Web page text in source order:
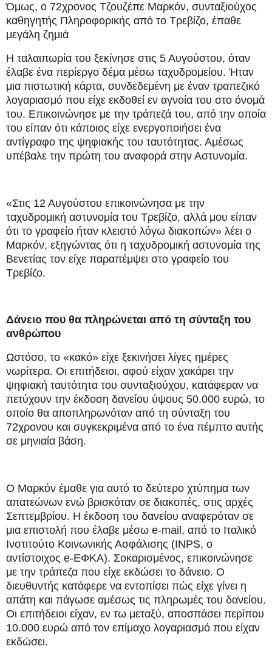
Όμως, ο 72χρονος Τζουζέπε Μαρκόν, συνταξιούχος
καθηγητής Πληροφορικής από το Τρεβίζο, έπαθε
μεγάλη ζημιά
Η ταλαιπωρία του ξεκίνησε στις 5 Αυγούστου, όταν
έλαβε ένα περίεργο δέμα μέσω ταχυδρομείου. Ήταν
μια πιστωτική κάρτα, συνδεδεμένη με έναν τραπεζικό
λογαριασμό που είχε εκδοθεί εν αγνοία του στο όνομά
του. Επικοινώνησε με την τράπεζά του, από την οποία
του είπαν ότι κάποιος είχε ενεργοποιήσει ένα
αντίγραφο της ψηφιακής του ταυτότητας. Αμέσως
υπέβαλε την πρώτη του αναφορά στην Αστυνομία.
«Στις 12 Αυγούστου επικοινώνησα με την
ταχυδρομική αστυνομία του Τρεβίζο, αλλά μου είπαν
ότι το γραφείο ήταν κλειστό λόγω διακοπών» λέει ο
Μαρκόν, εξηγώντας ότι η ταχυδρομική αστυνομία της
Βενετίας τον είχε παραπέμψει στο γραφείο του
Τρεβίζο.
Δάνειο που θα πληρώνεται από τη σύνταξη του
ανθρώπου
Ωστόσο, το «κακό» είχε ξεκινήσει λίγες ημέρες
νωρίτερα. Οι επιτήδειοι, αφού είχαν χακάρει την
ψηφιακή ταυτότητα του συνταξιούχου, κατάφεραν να
πετύχουν την έκδοση δανείου ύψους 50.000 ευρώ, το
οποίο θα αποπληρωνόταν από τη σύνταξη του
72χρονου και συγκεκριμένα από το ένα πέμπτο αυτής
σε μηνιαία βάση.
Ο Μαρκόν έμαθε για αυτό το δεύτερο χτύπημα των
απατεώνων ενώ βρισκόταν σε διακοπές, στις αρχές
Σεπτεμβρίου. Η έκδοση του δανείου αναφερόταν σε
μια επιστολή που έλαβε μέσω e-mail, από το Ιταλικό
Ινστιτούτο Κοινωνικής Ασφάλισης (INPS, ο
αντίστοιχος e-ΕΦΚΑ). Σοκαρισμένος, επικοινώνησε
με την τράπεζα που είχε εκδώσει το δάνειο. Ο
διευθυντής κατάφερε να εντοπίσει πώς είχε γίνει η
απάτη και πάγωσε αμέσως τις πληρωμές του δανείου.
Οι επιτήδειοι είχαν, εν τω μεταξύ, αποσπάσει περίπου
10.000 ευρώ από τον επίμαχο λογαριασμό που είχαν
εκδώσει.